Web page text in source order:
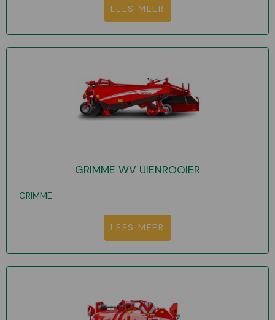
LEES MEER
GRIMME WV UIENROOIER
GRIMME
LEES MEER